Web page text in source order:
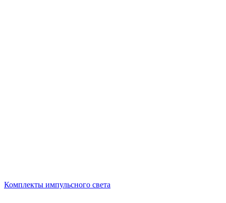
Комплекты импульсного света